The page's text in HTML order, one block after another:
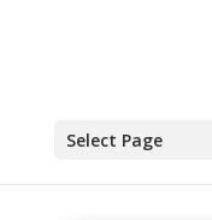
Select Page